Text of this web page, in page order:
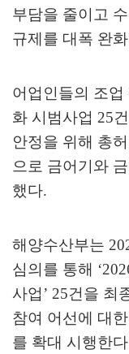
부담을 줄이고
규제를 대폭 완
어업인들의 조
화 시범사업 25
안정을 위해 총
으로 금어기와
했다.
해양수산부는
심의를 통해
사업’ 25건을 최
참여 어선에 대
를 확대 시행한